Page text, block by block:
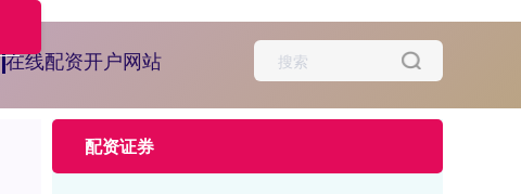
在线配资开户网站
配资证券